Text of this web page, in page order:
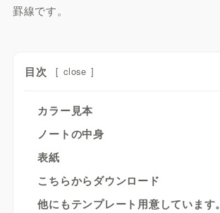
罫線です。
目次 [ close ]
カラー見本
ノートの中身
表紙
こちらからダウンロード
他にもテンプレート用意しています。